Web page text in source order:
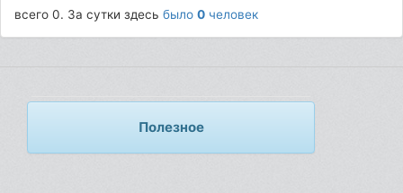
всего 0. За сутки здесьбыло0 человек
Полезное